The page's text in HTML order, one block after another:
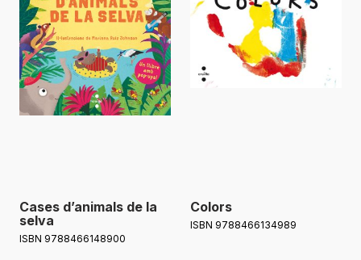
Cases d’animals de la
selva
ISBN 9788466148900
Colors
ISBN 9788466134989